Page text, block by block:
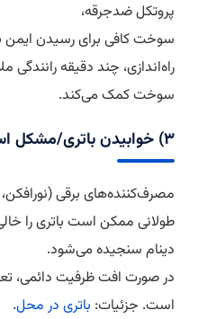
پروتکل ضدجرقه،
سوخت کافی برای رسیدن ایمن
راه‌اندازی، چند دقیقه
سوخت کمک می‌کند.
۳) خوابیدن باتری/مشکل استارت
مصرف‌کننده‌های برقی
طولانی ممکن است باتری را خالی
دینام سنجیده می‌شود.
در صورت افت ظرفیت دائمی،
است. جزئیات: باتری در محل.